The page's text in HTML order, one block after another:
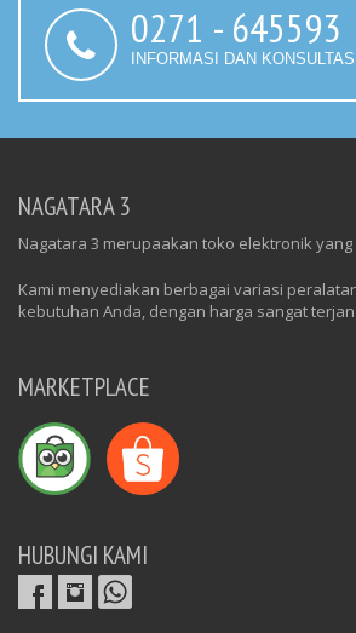
0271 - 645593
INFORMASI DAN KONSULTASI
NAGATARA 3
Nagatara 3 merupaakan toko elektronik
Kami menyediakan berbagai variasi
kebutuhan Anda, dengan harga sangat
MARKETPLACE
HUBUNGI KAMI